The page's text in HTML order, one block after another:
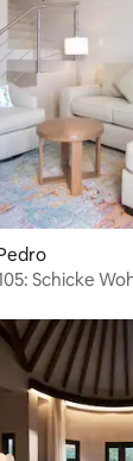
Schicke